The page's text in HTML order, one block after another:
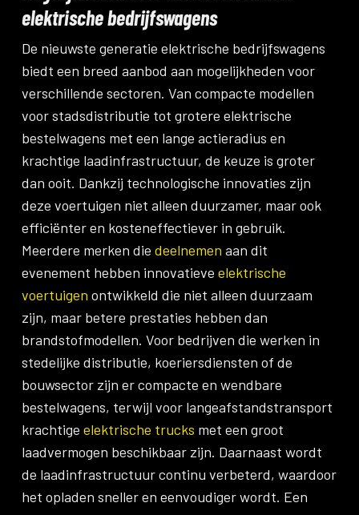
elektrische bedrijfswagens
De nieuwste generatie elektrische bedrijfswagens
biedt een breed aanbod aan mogelijkheden voor
verschillende sectoren. Van compacte modellen
voor stadsdistributie tot grotere elektrische
bestelwagens met een lange actieradius en
krachtige laadinfrastructuur, de keuze is groter
dan ooit. Dankzij technologische innovaties zijn
deze voertuigen niet alleen duurzamer, maar ook
efficiënter en kosteneffectiever in gebruik.
Meerdere merken die deelnemen aan dit
evenement hebben innovatieve elektrische
voertuigen ontwikkeld die niet alleen duurzaam
zijn, maar betere prestaties hebben dan
brandstofmodellen. Voor bedrijven die werken in
stedelijke distributie, koeriersdiensten of de
bouwsector zijn er compacte en wendbare
bestelwagens, terwijl voor langeafstandstransport
krachtige elektrische trucks met een groot
laadvermogen beschikbaar zijn. Daarnaast wordt
de laadinfrastructuur continu verbeterd, waardoor
het opladen sneller en eenvoudiger wordt. Een